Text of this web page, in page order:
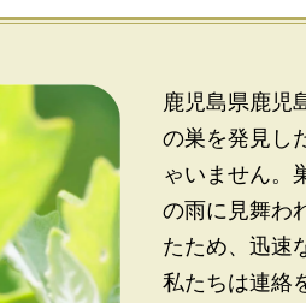
鹿児島県鹿児
の巣を発見し
ゃいません。
の雨に見舞わ
たため、迅速
私たちは連絡